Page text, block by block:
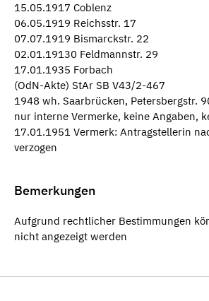
15.05.1917 Coblenz
06.05.1919 Reichsstr. 17
07.07.1919 Bismarckstr. 22
02.01.19130 Feldmannstr. 29
17.01.1935 Forbach
(OdN-Akte) StAr SB V43/2-467
1948 wh. Saarbrücken, Petersbergstr.
nur interne Vermerke, keine Angaben,
17.01.1951 Vermerk: Antragstellerin
verzogen
Bemerkungen
Aufgrund rechtlicher Bestimmungen
nicht angezeigt werden